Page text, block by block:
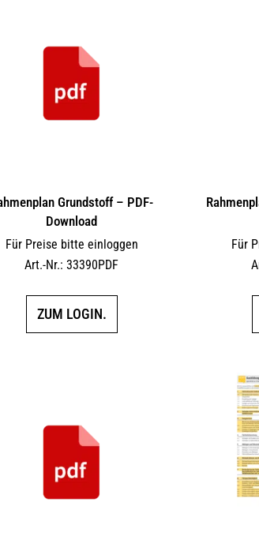
Grundstoff – PDF-
Download
Für Preise bitte einloggen
Art.-Nr.: 33390PDF
ZUM LOGIN.
Für